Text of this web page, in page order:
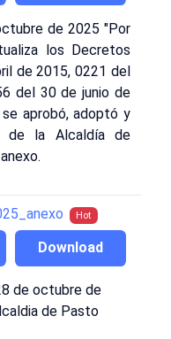
de 2025 "Por
los Decretos
de 2015, 0221 del
del 30 de junio de
aprobó, adoptó y
de la Alcaldía de
Hot
Download
de octubre de
de Pasto